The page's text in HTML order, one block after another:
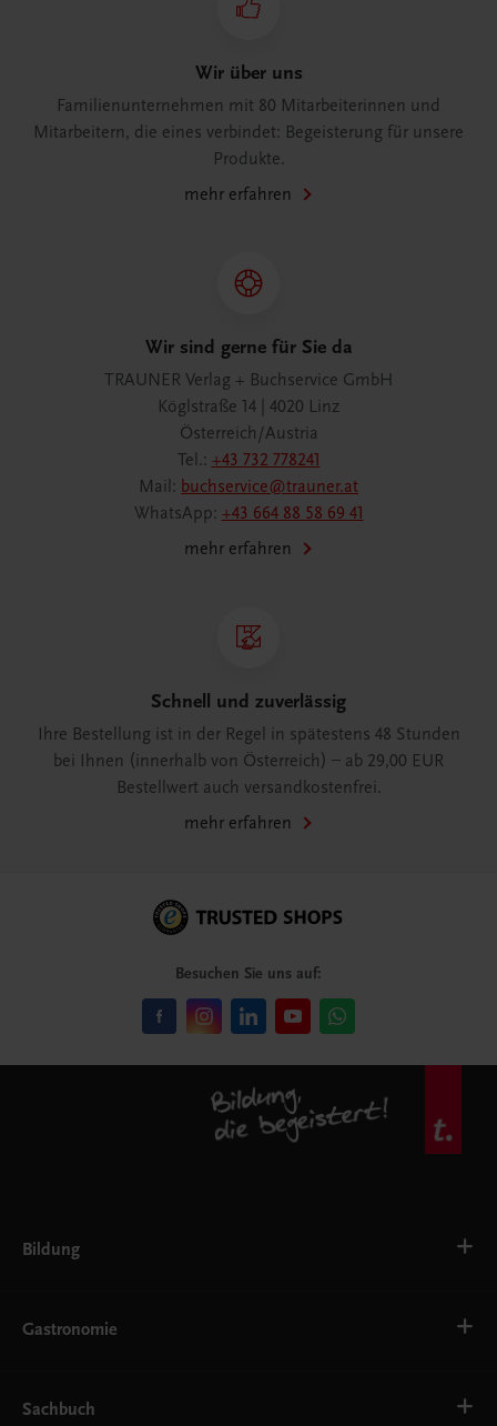
Wir über uns
Familienunternehmen mit 80 Mitarbeiterinnen und
Mitarbeitern, die eines verbindet: Begeisterung für unsere
Produkte.
mehr erfahren
Wir sind gerne für Sie da
TRAUNER Verlag + Buchservice GmbH
Köglstraße 14 | 4020 Linz
Österreich/Austria
Tel.: +43 732 778241
Mail: buchservice@trauner.at
WhatsApp: +43 664 88 58 69 41
mehr erfahren
Schnell und zuverlässig
Ihre Bestellung ist in der Regel in spätestens 48 Stunden
bei Ihnen (innerhalb von Österreich) – ab 29,00 EUR
Bestellwert auch versandkostenfrei.
mehr erfahren
Besuchen Sie uns auf:
Bildung
Ernährung
Gastronomie, Hotellerie, Küche
Konditorei, Bäckerei
Gastronomie
Getränke
Sachbuch